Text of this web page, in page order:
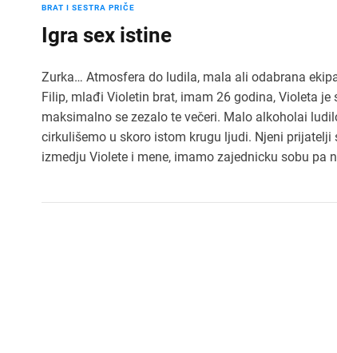
BRAT I SESTRA PRIČE
Igra sex istine
Zurka… Atmosfera do ludila, mala ali odabrana
Filip, mlađi Violetin brat, imam 26 godina, Violeta
maksimalno se zezalo te večeri. Malo alkoholai
cirkulišemo u skoro istom krugu ljudi. Njeni
izmedju Violete i mene, imamo zajednicku sobu pa